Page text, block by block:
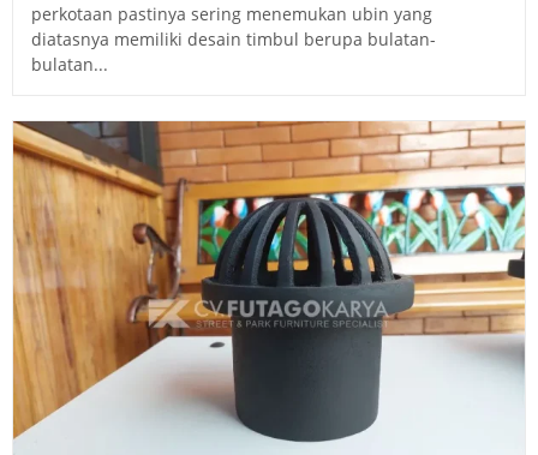
perkotaan pastinya sering menemukan ubin yang
diatasnya memiliki desain timbul berupa bulatan-
bulatan...